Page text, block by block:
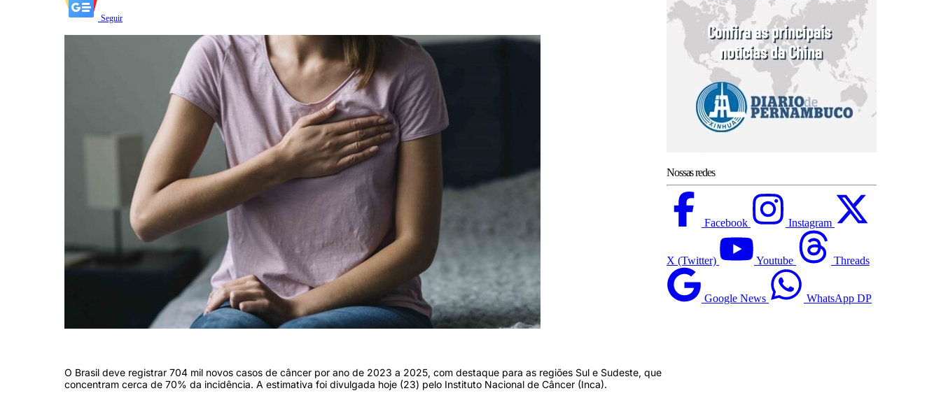
Seguir
O Brasil deve registrar 704 mil novos casos de câncer por ano de 2023 a 2025, com destaque para as regiões Sul e Sudeste, que
concentram cerca de 70% da incidência. A estimativa foi divulgada hoje (23) pelo Instituto Nacional de Câncer (Inca).
Nossas redes
Facebook Instagram
X (Twitter) Youtube Threads
Google News WhatsApp DP